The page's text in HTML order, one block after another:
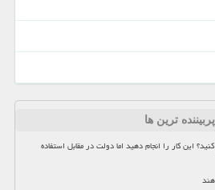
پربیننده ترین ها
این کار را انجام دهید اما دولت در مقابل استفاده